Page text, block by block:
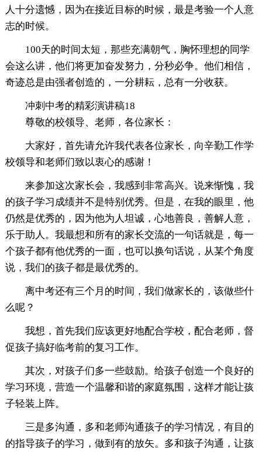
人十分遗憾，因为在接近目标的时候，最是考验一个人意
志的时候。
100天的时间太短，那些充满朝气，胸怀理想的同学
会这么讲，他们将更加奋发努力，分秒必争。他们相信，
奇迹总是由强者创造的，一分耕耘，总有一分收获。
冲刺中考的精彩演讲稿18
尊敬的校领导、老师，各位家长：
大家好，首先请允许我代表各位家长，向辛勤工作学
校领导和老师们致以衷心的感谢！
来参加这次家长会，我感到非常高兴。说来惭愧，我
的孩子学习成绩并不是特别优秀。但是，在我的眼里，他
仍然是优秀的，因为他为人坦诚，心地善良，善解人意，
乐于助人。我最想和所有的家长交流的一句话就是，每一
个孩子都有他优秀的一面，也可以换句话说，从某个角度
说，我们的孩子都是最优秀的。
离中考还有三个月的时间，我们做家长的，该做些什
么呢？
我想，首先我们应该更好地配合学校，配合老师，督
促孩子搞好临考前的复习工作。
其次，对孩子们多一些鼓励。给孩子创造一个良好的
学习环境，营造一个温馨和谐的家庭氛围，这样才能让孩
子轻装上阵。
三是多沟通，多和老师沟通孩子的学习情况，有目的
的指导孩子的学习，做到有的放矢。多和孩子沟通，让孩